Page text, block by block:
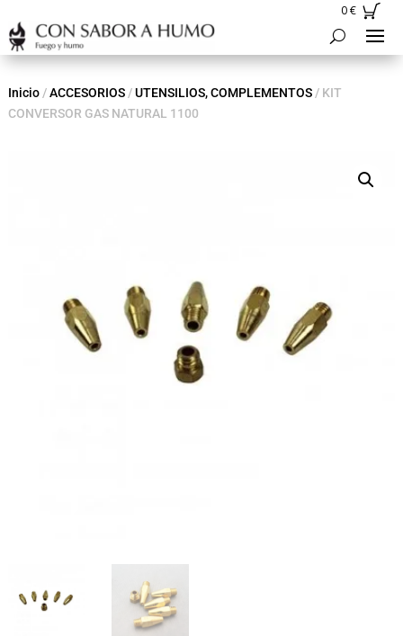
0€
Inicio/ACCESORIOS/UTENSILIOS, COMPLEMENTOS/ KIT
CONVERSOR GAS NATURAL 1100